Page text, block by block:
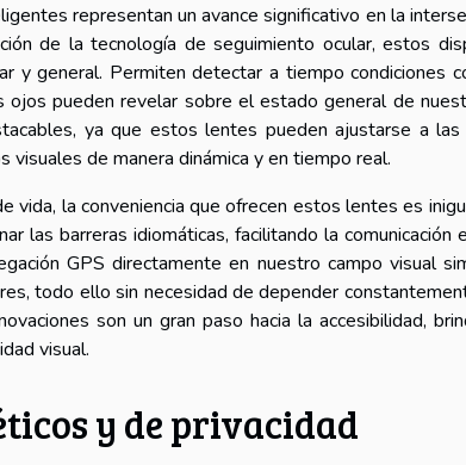
representan un avance significativo en la
de la tecnología de seguimiento ocular, estos
y general. Permiten detectar a tiempo condiciones
ojos pueden revelar sobre el estado general de
ya que estos lentes pueden ajustarse a las
visuales de manera dinámica y en tiempo real.
vida, la conveniencia que ofrecen estos lentes es
las barreras idiomáticas, facilitando la
GPS directamente en nuestro campo visual
todo ello sin necesidad de depender
son un gran paso hacia la accesibilidad,
visual.
y de privacidad